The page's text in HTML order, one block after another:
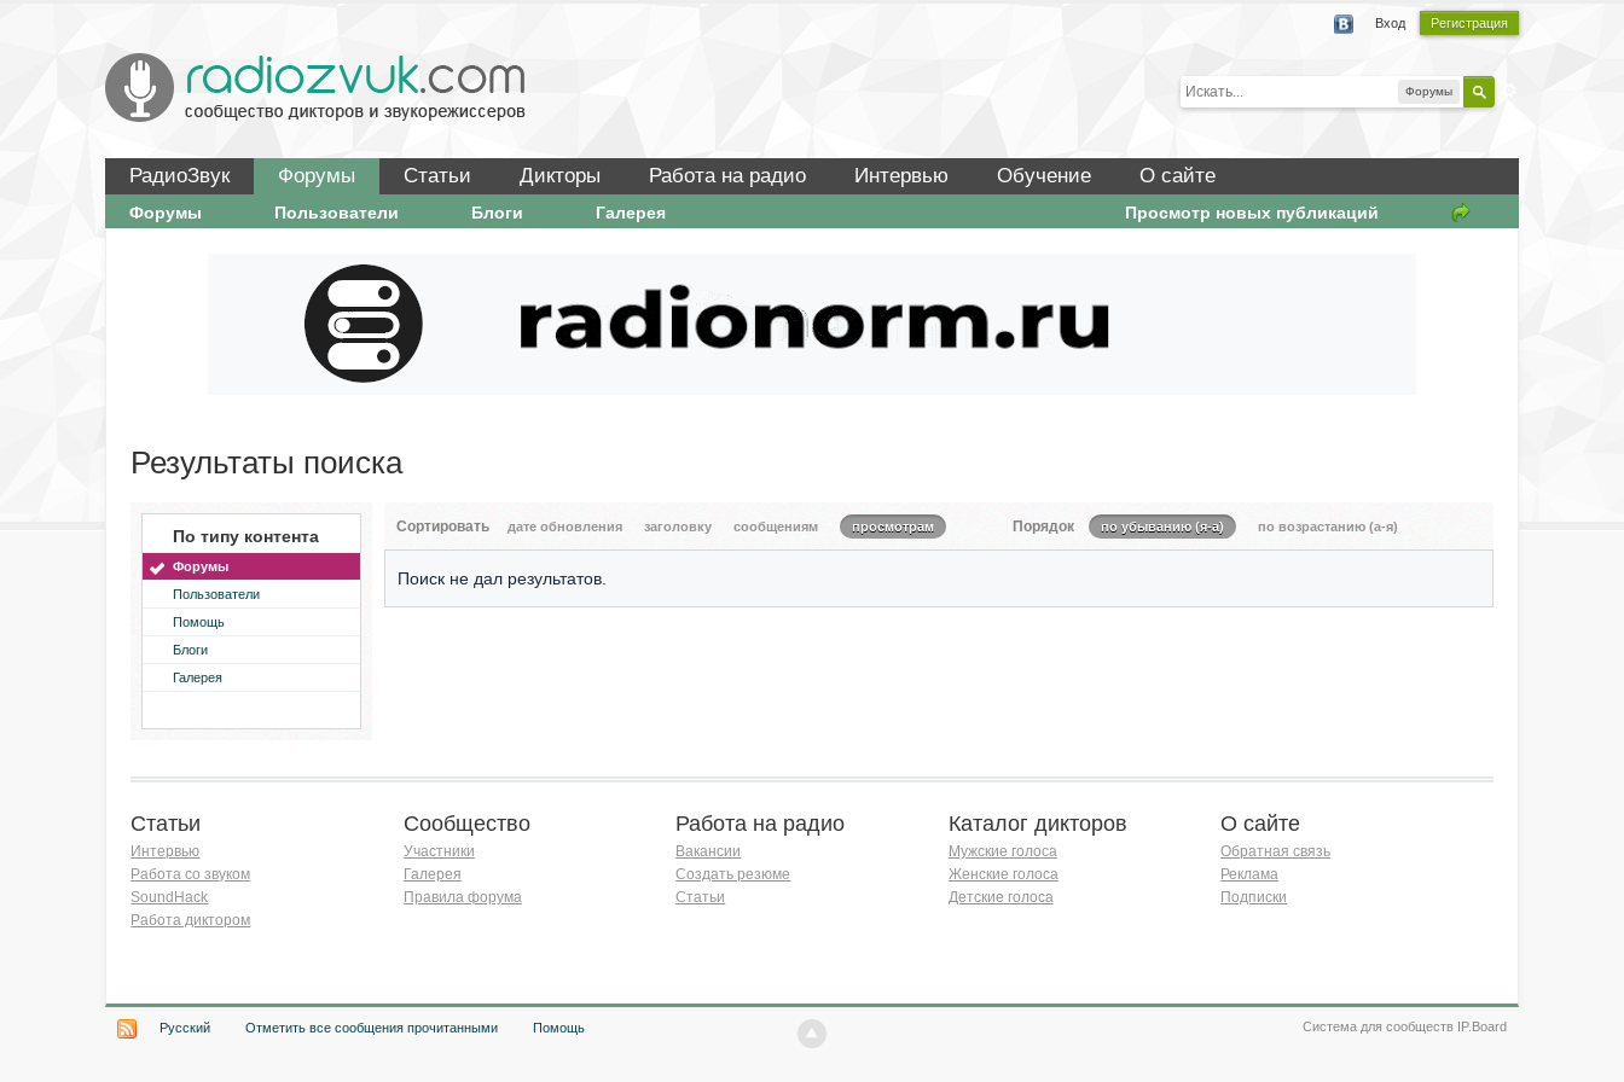
Вход Регистрация
Форумы
РадиоЗвук Форумы Статьи Дикторы Работа на радио Интервью Обучение О сайте
Просмотр новых публикаций
Форумы Пользователи Блоги Галерея
Результаты поиска
По типу контента
Форумы
Пользователи
Помощь
Блоги
Галерея
Сортировать дате обновления заголовку сообщениям просмотрам Порядок по убыванию (я-а) по возрастанию (а-я)
Поиск не дал результатов.
Статьи
Интервью
Работа со звуком
SoundHack
Работа диктором
Сообщество
Участники
Галерея
Правила форума
Работа на радио
Вакансии
Создать резюме
Статьи
Каталог дикторов
Мужские голоса
Женские голоса
Детские голоса
О сайте
Обратная связь
Реклама
Подписки
Русский Отметить все сообщения прочитанными Помощь Система для сообществ IP.Board